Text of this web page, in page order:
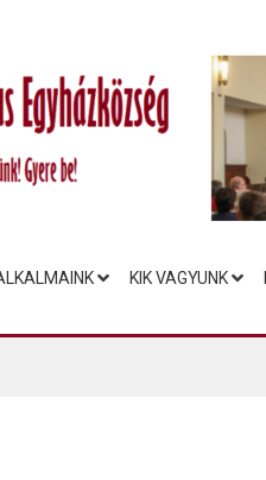
KIK VAGYUNK